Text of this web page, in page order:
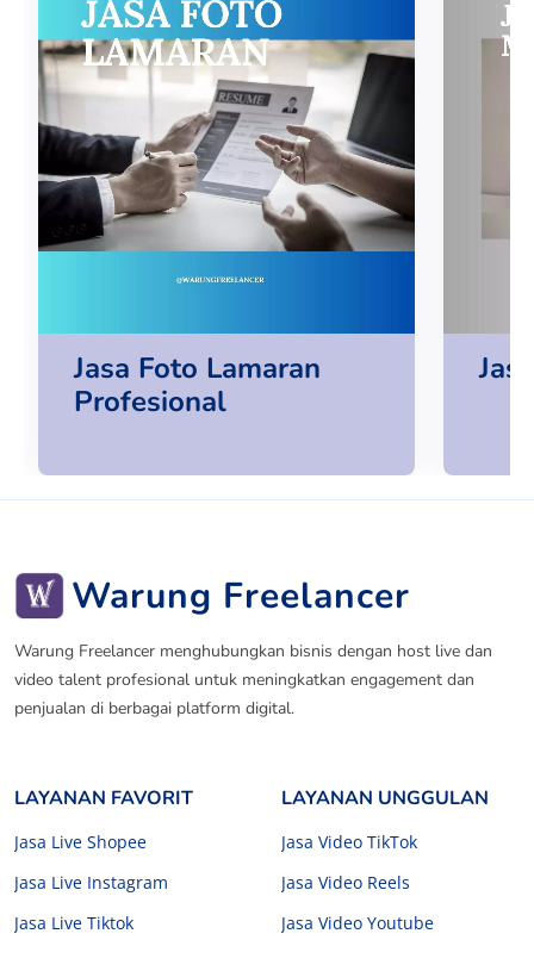
Jasa Foto Lamaran
Profesional
Warung Freelancer
Warung Freelancer menghubungkan bisnis dengan host live dan
video talent profesional untuk meningkatkan engagement dan
penjualan di berbagai platform digital.
LAYANAN FAVORIT
Jasa Live Shopee
Jasa Live Instagram
Jasa Live Tiktok
LAYANAN UNGGULAN
Jasa Video TikTok
Jasa Video Reels
Jasa Video Youtube